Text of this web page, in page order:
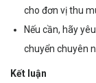
cho đơn vị thu
Nếu cần, hãy
chuyển chuyên
Kết luận